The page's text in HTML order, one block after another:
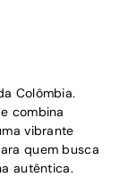
Colômbia.
combina
vibrante
quem busca
autêntica.